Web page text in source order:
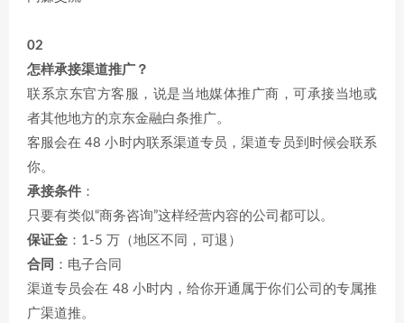
02
怎样承接渠道推广？
联系京东官方客服，说是当地媒体推广商，可承接当地或
者其他地方的京东金融白条推广。
客服会在 48 小时内联系渠道专员，渠道专员到时候会联系
你。
承接条件 ：
只要有类似“商务咨询”这样经营内容的公司都可以。
保证金 ：1-5 万（地区不同，可退）
合同 ：电子合同
渠道专员会在 48 小时内，给你开通属于你们公司的专属推
广渠道推。